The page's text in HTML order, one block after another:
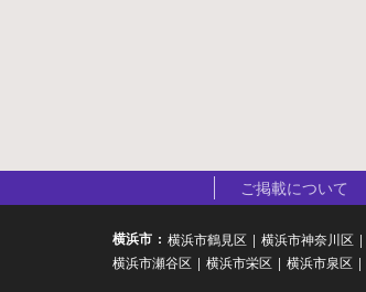
ご掲載について
横浜市 横浜市鶴見区 横浜市神奈川区
横浜市瀬谷区
横浜市栄区 横浜市泉区